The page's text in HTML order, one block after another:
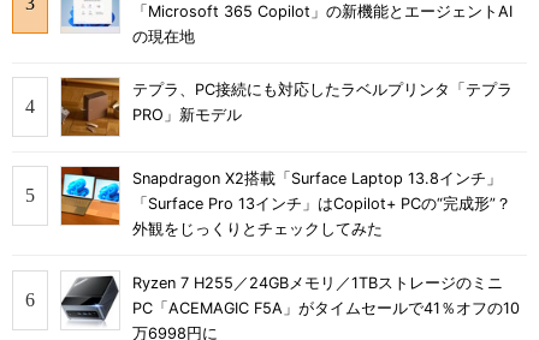
「Microsoft 365 Copilot」の新機能とエージェントAI
の現在地
テプラ、PC接続にも対応したラベルプリンタ「テプラ
PRO」新モデル
Snapdragon X2搭載「Surface Laptop 13.8インチ」
「Surface Pro 13インチ」はCopilot+ PCの“完成形”？
外観をじっくりとチェックしてみた
Ryzen 7 H255／24GBメモリ／1TBストレージのミニ
PC「ACEMAGIC F5A」がタイムセールで41％オフの10
万6998円に